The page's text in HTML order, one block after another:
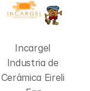
Incargel
Industria de
Cerâmica Eireli